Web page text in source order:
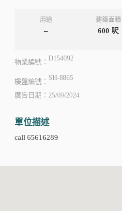
用途
–
建築面積
600 呎
物業編號：
D154092
樓盤編號：
SH-8865
廣告日期：25/09/2024
單位描述
call 65616289